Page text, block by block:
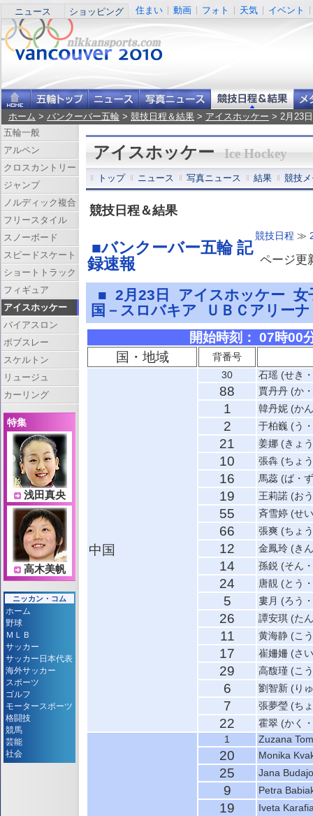
ニュース ショッピング 住まい 動画 フォト 天気 イベント
ホーム > バンクーバー五輪 > 競技日程＆結果 > アイスホッケー > 2月23
アイスホッケー Ice Hockey
トップ ニュース 写真ニュース 結果 競技
競技日程＆結果
■バンクーバー五輪 記
録速報
競技日程 ≫
ページ更
■ 2月23日 アイスホッケー 女
国－スロバキア ＵＢＣアリー
開始時刻： 07時00
国・地域
背番号
中国
30 石瑶 (せき
88 賈丹丹 (か
1 韓丹妮 (か
2 于柏巍 (う
21 姜娜 (きょ
10 張犇 (ちょ
16 馬蕊 (ば・
19 王莉諾 (お
55 斉雪婷 (せ
66 張爽 (ちょ
12 金鳳玲 (き
14 孫鋭 (そん
24 唐靚 (とう
5 婁月 (ろう
26 譚安琪 (た
11 黄海静 (こ
17 崔姍姍 (さ
29 高馥瑾 (こ
6 劉智新 (り
7 張夢瑩 (ち
22 霍翠 (かく
1 Zuzana
20 Monika
25 Jana
9 Petra
19 Iveta
五輪一般
アルペン
クロスカントリー
ジャンプ
ノルディック複合
フリースタイル
スノーボード
スピードスケート
ショートトラック
フィギュア
アイスホッケー
バイアスロン
ボブスレー
スケルトン
リュージュ
カーリング
特集
浅田真央
高木美帆
ニッカン・コム
ホーム
野球
ＭＬＢ
サッカー
サッカー日本代表
海外サッカー
スポーツ
ゴルフ
モータースポーツ
格闘技
競馬
芸能
社会